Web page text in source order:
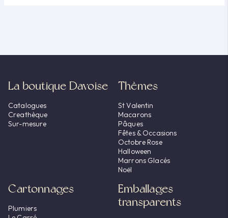
La boutique Davoise
Catalogues
Creathèque
Sur-mesure
Thèmes
St Valentin
Macarons
Pâques
Fêtes & Occasions
Octobre Rose
Halloween
Marrons Glacés
Noël
Cartonnages
Plumiers
Emballages
transparents